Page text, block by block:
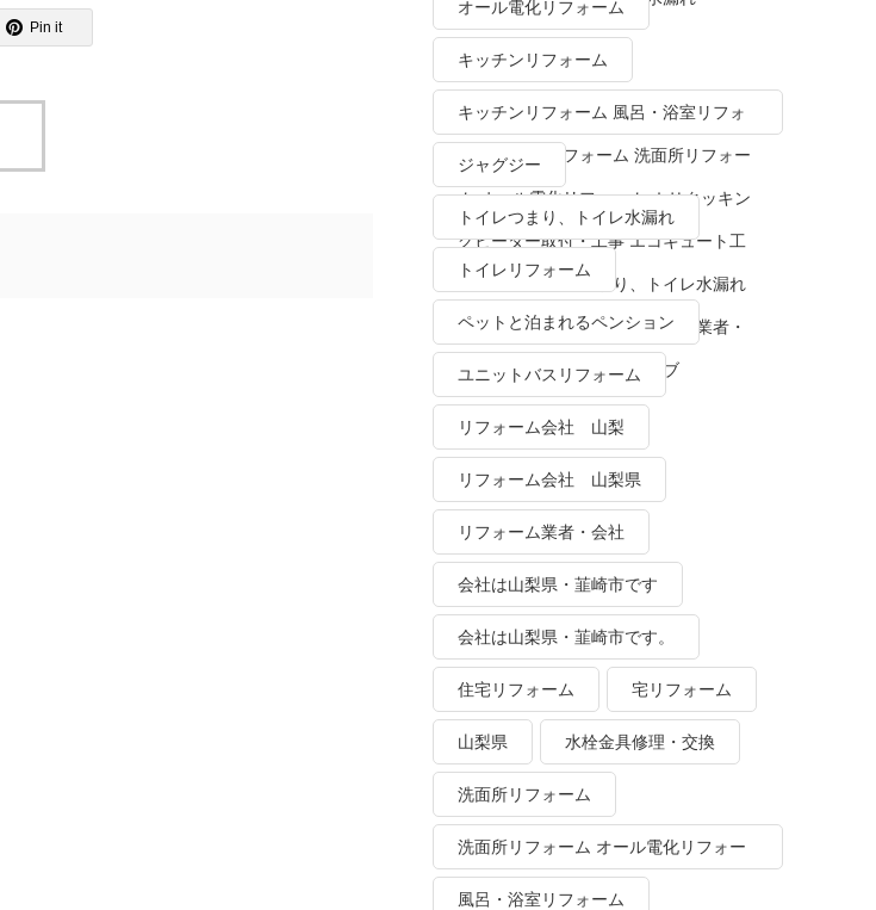
Pin it
オール電化リフォーム
キッチンリフォーム
キッチンリフォーム 風呂・浴室リフォ
ーム トイレリフォーム 洗面所リフォー
ム オール電化リフォーム ＩＨクッキン
グヒーター取付・工事 エコキュート工
事・販売 トイレつまり、トイレ水漏れ
水栓金具修理・交換 リフォーム業者・
会社 ＴＯＴＯリモデルクラブ
ジャグジー
トイレつまり、トイレ水漏れ
トイレリフォーム
ペットと泊まれるペンション
ユニットバスリフォーム
リフォーム会社 山梨
リフォーム会社 山梨県
リフォーム業者・会社
会社は山梨県・韮崎市です
会社は山梨県・韮崎市です。
住宅リフォーム 宅リフォーム
山梨県 水栓金具修理・交換
洗面所リフォーム
洗面所リフォーム オール電化リフォー
ム
風呂・浴室リフォーム